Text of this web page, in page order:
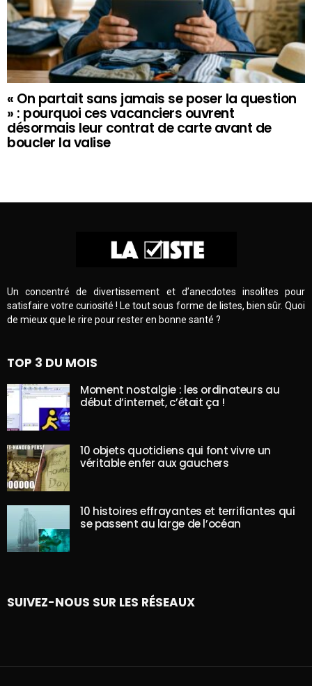
« On partait sans jamais se poser la question
» : pourquoi ces vacanciers ouvrent
désormais leur contrat de carte avant de
boucler la valise
Un concentré de divertissement et d’anecdotes insolites pour
satisfaire votre curiosité ! Le tout sous forme de listes, bien sûr. Quoi
de mieux que le rire pour rester en bonne santé ?
TOP 3 DU MOIS
Moment nostalgie : les ordinateurs au
début d’internet, c’était ça !
10 objets quotidiens qui font vivre un
véritable enfer aux gauchers
10 histoires effrayantes et terrifiantes qui
se passent au large de l’océan
SUIVEZ-NOUS SUR LES RÉSEAUX